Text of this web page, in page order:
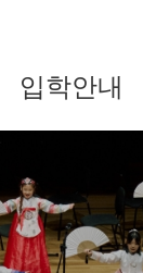
입학안내